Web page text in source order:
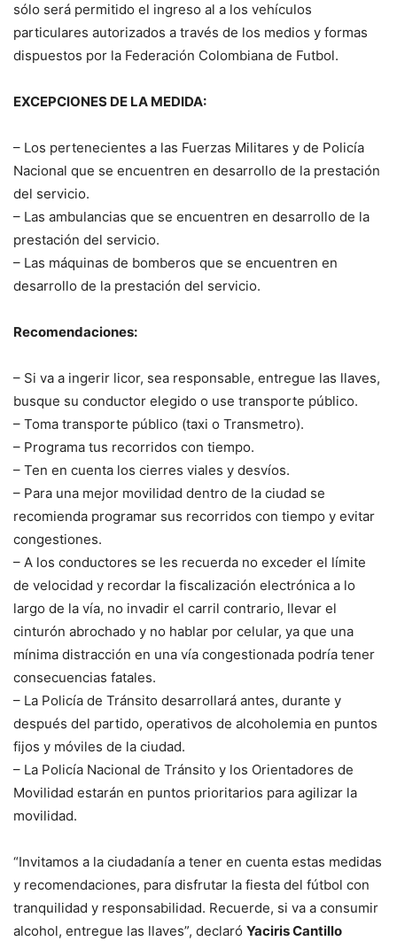
sólo será permitido el ingreso al a los vehículos
particulares autorizados a través de los medios y formas
dispuestos por la Federación Colombiana de Futbol.
EXCEPCIONES DE LA MEDIDA:
– Los pertenecientes a las Fuerzas Militares y de Policía
Nacional que se encuentren en desarrollo de la prestación
del servicio.
– Las ambulancias que se encuentren en desarrollo de la
prestación del servicio.
– Las máquinas de bomberos que se encuentren en
desarrollo de la prestación del servicio.
Recomendaciones:
– Si va a ingerir licor, sea responsable, entregue las llaves,
busque su conductor elegido o use transporte público.
– Toma transporte público (taxi o Transmetro).
– Programa tus recorridos con tiempo.
– Ten en cuenta los cierres viales y desvíos.
– Para una mejor movilidad dentro de la ciudad se
recomienda programar sus recorridos con tiempo y evitar
congestiones.
– A los conductores se les recuerda no exceder el límite
de velocidad y recordar la fiscalización electrónica a lo
largo de la vía, no invadir el carril contrario, llevar el
cinturón abrochado y no hablar por celular, ya que una
mínima distracción en una vía congestionada podría tener
consecuencias fatales.
– La Policía de Tránsito desarrollará antes, durante y
después del partido, operativos de alcoholemia en puntos
fijos y móviles de la ciudad.
– La Policía Nacional de Tránsito y los Orientadores de
Movilidad estarán en puntos prioritarios para agilizar la
movilidad.
“Invitamos a la ciudadanía a tener en cuenta estas medidas
y recomendaciones, para disfrutar la fiesta del fútbol con
tranquilidad y responsabilidad. Recuerde, si va a consumir
alcohol, entregue las llaves”, declaró Yaciris Cantillo